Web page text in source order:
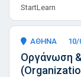
StartLearn
ΑΘΗΝΑ 10/
Οργάνωση &